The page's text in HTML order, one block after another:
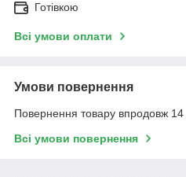
Готівкою
Всі умови оплати
Умови повернення
Повернення товару впродовж 14
Всі умови повернення